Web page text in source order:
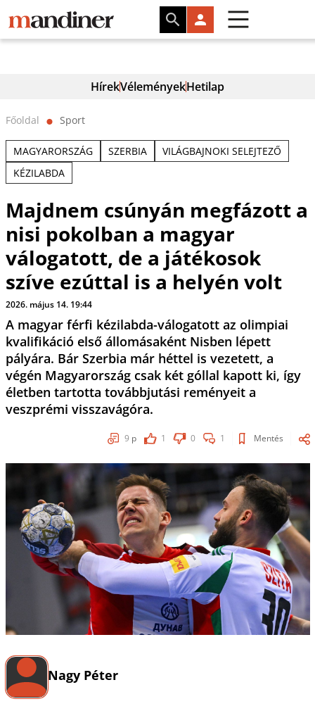
HírekVéleményekHetilap
Főoldal ⬤ Sport
MAGYARORSZÁG SZERBIA
VILÁGBAJNOKI SELEJTEZŐ
KÉZILABDA
Majdnem csúnyán megfázott a
nisi pokolban a magyar
válogatott, de a játékosok
szíve ezúttal is a helyén volt
2026. május 14. 19:44
A magyar férfi kézilabda-válogatott az olimpiai
kvalifikáció első állomásaként Nisben lépett
pályára. Bár Szerbia már héttel is vezetett, a
végén Magyarország csak két góllal kapott ki, így
életben tartotta továbbjutási reményeit a
veszprémi visszavágóra.
9 p 1 0 1 Mentés
Nagy Péter